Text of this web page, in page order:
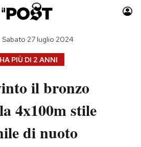
Auto
Moda
Consumismi
Storie/Idee
PIÙ DI 2 ANNI
Sabato 27 luglio 2024
il bronzo
4x100m stile
di nuoto